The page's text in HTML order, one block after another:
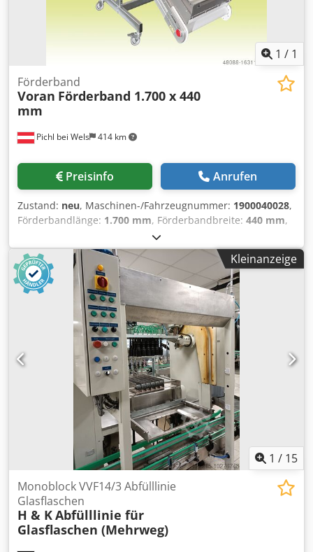
1 / 1
Pichl bei Wels 414 km
Förderband
Voran Förderband 1.700 x 440
mm
Preisinfo Anrufen
Zustand: neu, Maschinen-/Fahrzeugnummer: 1900040028,
Förderbandlänge: 1.700 mm, Förderbandbreite: 440 mm,
Förderbandgeschwindigkeit:57 mm/s
(0,24 PS), Eingangsspannung:230 V, Eingangsfrequenz:50
Hz, Voran Förderband 1.700 x 440 mm Dedpfotv E Diex
Aigsck FDA Konform
Kleinanzeige
1 / 15
Monoblock VVF14/3 Abfülllinie
Glasflaschen
H & KAbfülllinie für
Glasflaschen (Mehrweg)